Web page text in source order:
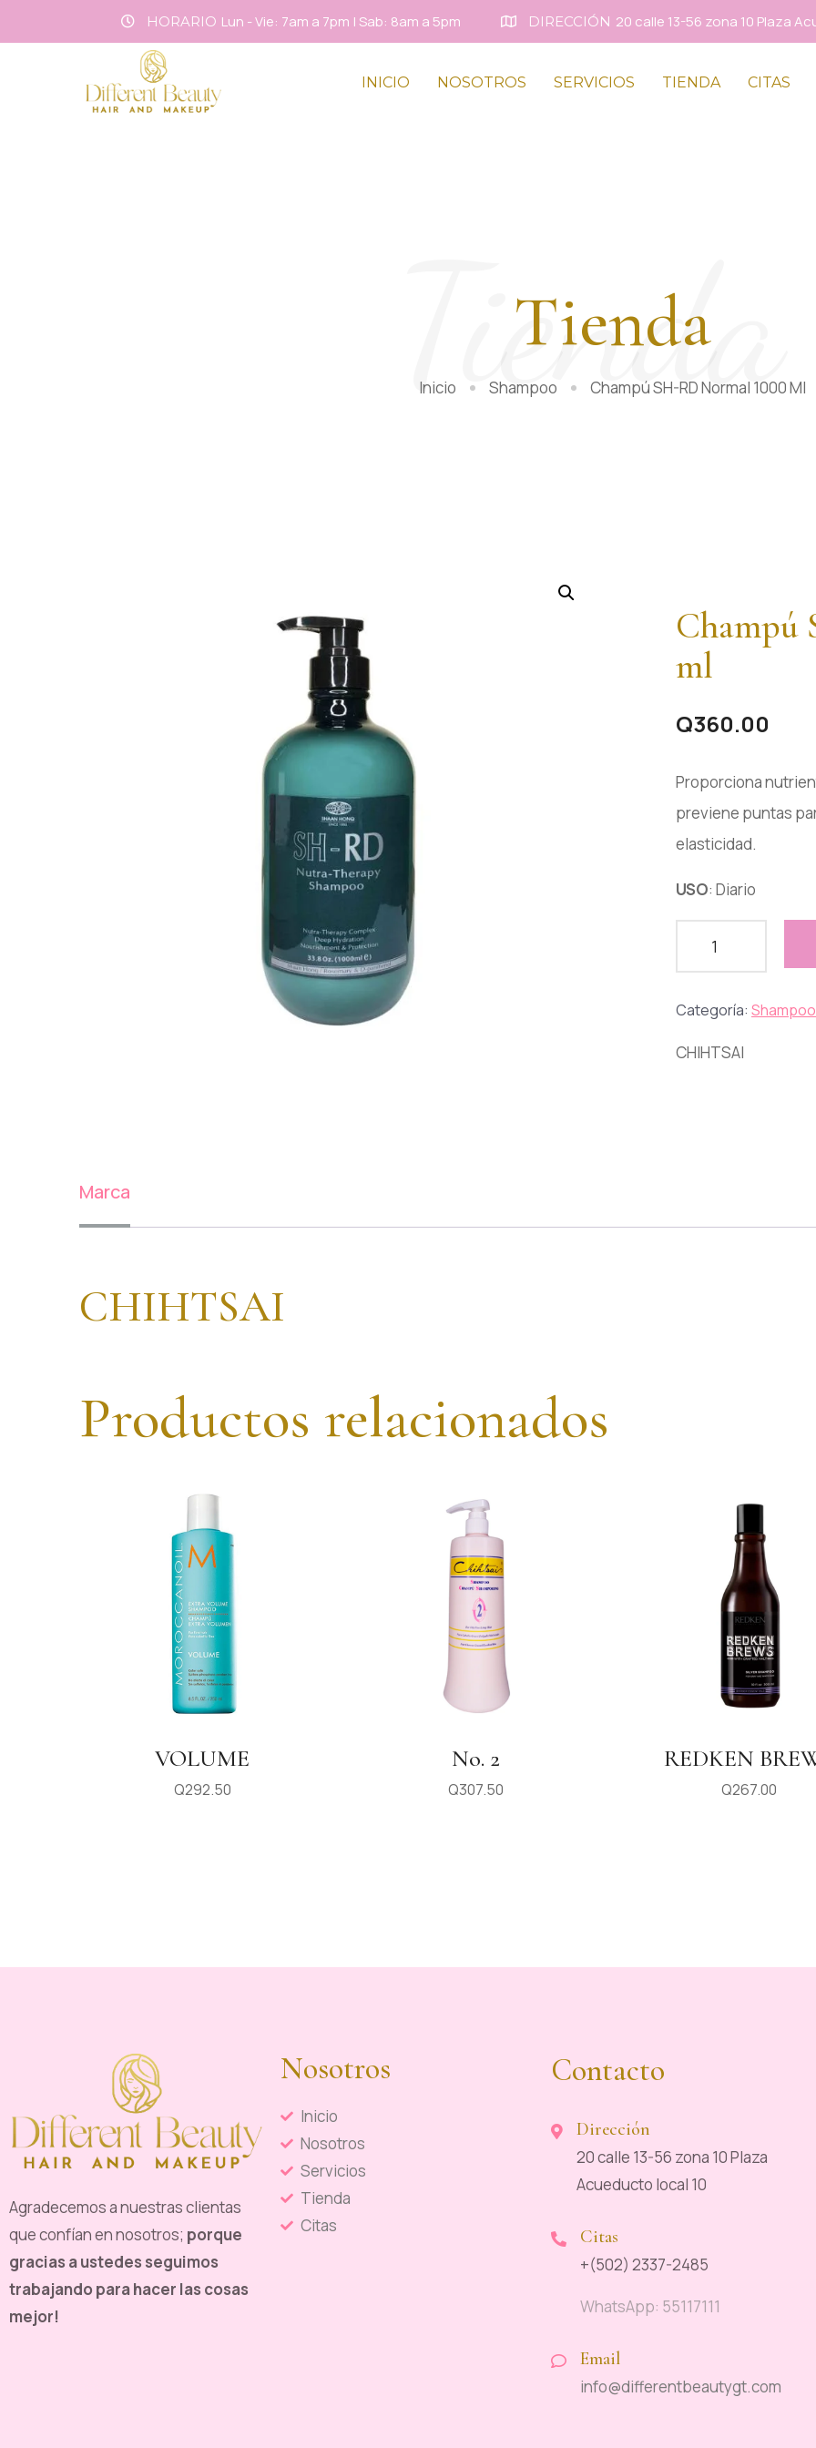
HORARIO Lun - Vie: 7am a 7pm | Sab: 8am a 5pm DIRECCIÓN 20 calle 13-56 zona 10 Plaza
INICIO NOSOTROS SERVICIOS TIENDA CITAS
Tienda
Tienda
Inicio Shampoo Champú SH-RD Normal 1000 Ml
Champú
ml
Q360.00
Proporciona
previene puntas
elasticidad.
USO: Diario
Categoría: Shampoo
CHIHTSAI
Marca
CHIHTSAI
Productos relacionados
VOLUME
Q292.50
No. 2
Q307.50
REDKEN
Q267.00
Agradecemos a nuestras clientas
que confían en nosotros; porque
gracias a ustedes seguimos
trabajando para hacer las cosas
mejor!
Nosotros
Inicio
Nosotros
Servicios
Tienda
Citas
Contacto
Dirección
20 calle 13-56 zona 10 Plaza
Acueducto local 10
Citas
+(502) 2337-2485
WhatsApp: 55117111
Email
info@differentbeautygt.com